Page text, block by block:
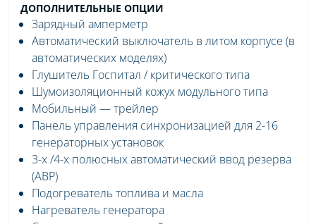
ДОПОЛНИТЕЛЬНЫЕ ОПЦИИ
Зарядный амперметр
Автоматический выключатель в литом корпусе (в
автоматических моделях)
Глушитель Госпитал / критического типа
Шумоизоляционный кожух модульного типа
Мобильный — трейлер
Панель управления синхронизацией для 2-16
генераторных установок
3-х /4-х полюсных автоматический ввод резерва
(АВР)
Подогреватель топлива и масла
Нагреватель генератора